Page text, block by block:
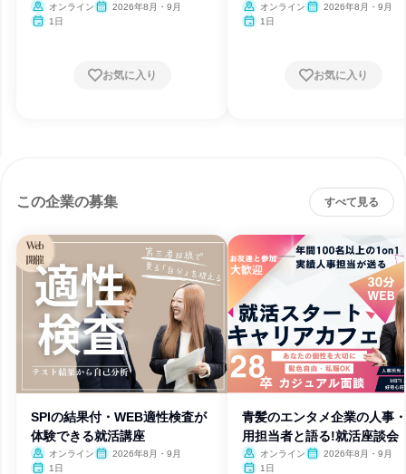
オンライン
2026年8月・9月
1日
お気に入り
オンライン
2026年8月・9月
1日
お気に入り
この企業の募集 すべて見る
SPIの結果付・WEB適性検査が
体験できる就活講座
オンライン
2026年8月・9月
1日
青髪のエンタメ企業の人事
用担当者と語る!就活座談会
オンライン
2026年8月・9月
1日